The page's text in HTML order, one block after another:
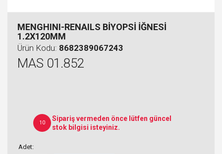
MENGHINI-RENAILS BİYOPSİ İĞNESİ
1.2X120MM
Ürün Kodu: 8682389067243
MAS 01.852
10
Sipariş vermeden önce lütfen güncel
stok bilgisi isteyiniz.
Adet: